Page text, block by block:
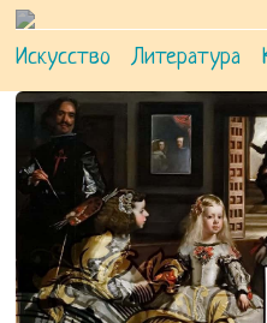
Искусство Литература